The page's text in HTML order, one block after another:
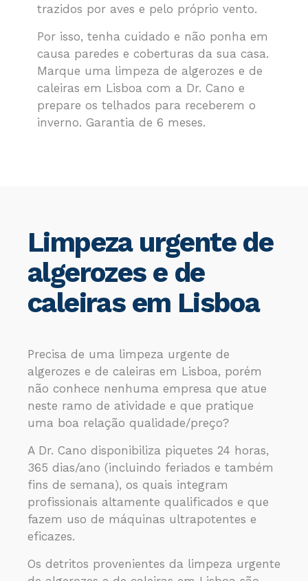
trazidos por aves e pelo próprio vento.
Por isso, tenha cuidado e não ponha em
causa paredes e coberturas da sua casa.
Marque uma limpeza de algerozes e de
caleiras em Lisboa com a Dr. Cano e
prepare os telhados para receberem o
inverno. Garantia de 6 meses.
Limpeza urgente de
algerozes e de
caleiras em Lisboa
Precisa de uma limpeza urgente de
algerozes e de caleiras em Lisboa, porém
não conhece nenhuma empresa que atue
neste ramo de atividade e que pratique
uma boa relação qualidade/preço?
A Dr. Cano disponibiliza piquetes 24 horas,
365 dias/ano (incluindo feriados e também
fins de semana), os quais integram
profissionais altamente qualificados e que
fazem uso de máquinas ultrapotentes e
eficazes.
Os detritos provenientes da limpeza urgente